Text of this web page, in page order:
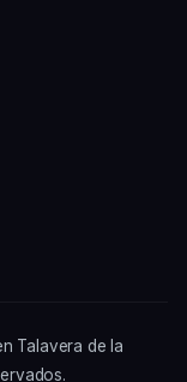
Talavera de la